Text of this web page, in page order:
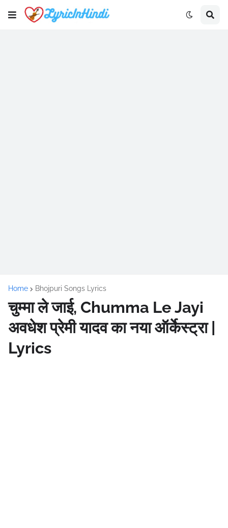
Home Bhojpuri Songs Lyrics
चुम्मा ले जाई, Chumma Le Jayi
अवधेश प्रेमी यादव का नया ऑर्केस्ट्रा |
Lyrics